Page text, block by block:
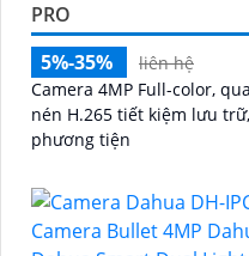
PRO
5%-35%
liên hệ
Camera 4MP Full-color,
nén H.265 tiết kiệm lưu
phương tiện